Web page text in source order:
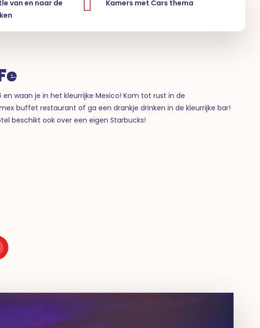
van en naar de
Kamers met Cars thema
waan je in het kleurrijke Mexico! Kom tot rust in de
buffet restaurant of ga een drankje drinken in de kleurrijke bar!
beschikt ook over een eigen Starbucks!